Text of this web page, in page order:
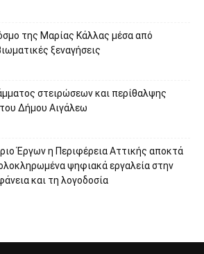
της Μαρίας Κάλλας μέσα από
ξεναγήσεις
στειρώσεων και περίθαλψης
Δήμου Αιγάλεω
Έργων η Περιφέρεια Αττικής αποκτά
ψηφιακά εργαλεία στην
και τη λογοδοσία